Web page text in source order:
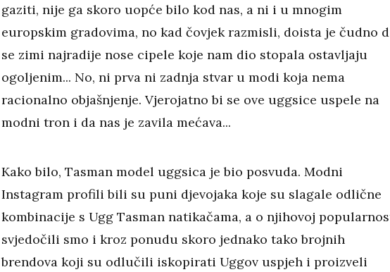
gaziti, nije ga skoro uopće bilo kod nas, a ni i u mnogim
europskim gradovima, no kad čovjek razmisli, doista je čudno
se zimi najradije nose cipele koje nam dio stopala ostavljaju
ogoljenim... No, ni prva ni zadnja stvar u modi koja nema
racionalno objašnjenje. Vjerojatno bi se ove uggsice uspele na
modni tron i da nas je zavila mećava...
Kako bilo, Tasman model uggsica je bio posvuda. Modni
Instagram profili bili su puni djevojaka koje su slagale odlične
kombinacije s Ugg Tasman natikačama, a o njihovoj
svjedočili smo i kroz ponudu skoro jednako tako brojnih
brendova koji su odlučili iskopirati Uggov uspjeh i proizveli